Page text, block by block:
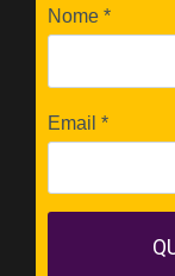
Nome *
Email *